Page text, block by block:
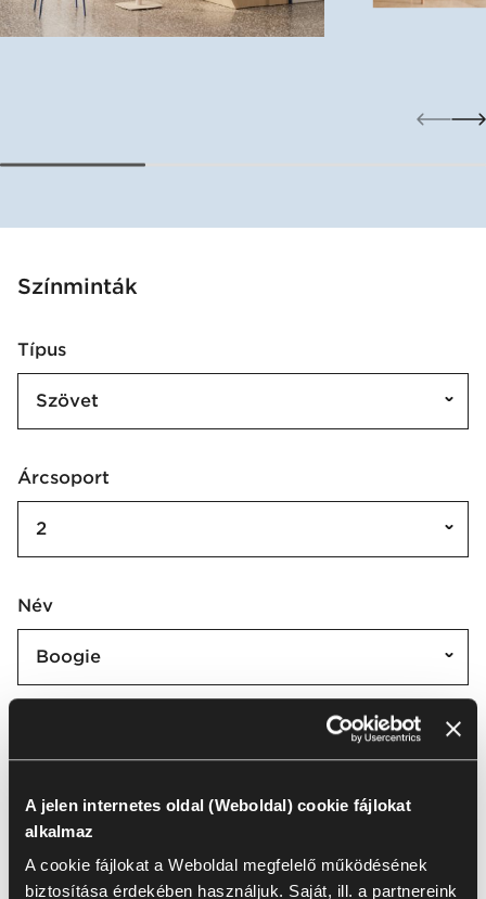
A jelen internetes oldal (Weboldal) cookie fájlokat
alkalmaz
A cookie fájlokat a Weboldal megfelelő működésének
biztosítása érdekében használjuk. Saját, ill. a partnereink
Színminták
Típus
Szövet
Árcsoport
2
Név
Boogie
Az összes kijelölése(10) Kijelölés törlése